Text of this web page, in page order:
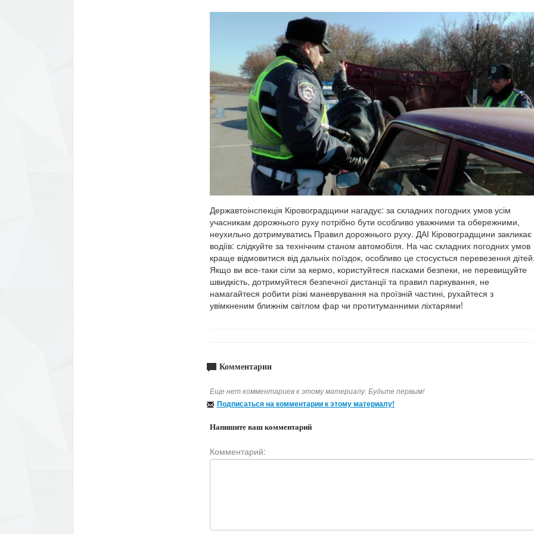
Державтоінспекція Кіровоградщини нагадує: за складних погодних умов усім
учасникам дорожнього руху потрібно бути особливо уважними та обережними,
неухильно дотримуватись Правил дорожнього руху. ДАІ Кіровоградщини закликає
водіїв: слідкуйте за технічним станом автомобіля. На час складних погодних умов
краще відмовитися від дальніх поїздок, особливо це стосується перевезення
Якщо ви все-таки сіли за кермо, користуйтеся пасками безпеки, не перевищуйте
швидкість, дотримуйтеся безпечної дистанції та правил паркування, не
намагайтеся робити різкі маневрування на проїзній частині, рухайтеся з
увімкненим ближнім світлом фар чи протитуманними ліхтарями!
Комментарии
Еще нет комментариев к этому материалу. Будьте первым!
Подписаться на комментарии к этому материалу!
Напишите ваш комментарий
Комментарий: